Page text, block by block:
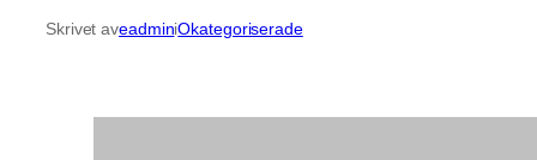
Skrivet aveadminiOkategoriserade